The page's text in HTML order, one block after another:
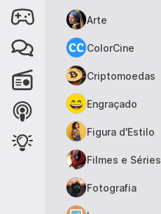
Arte
ColorCine
Criptomoedas
Engraçado
Figura d'Estilo
Filmes e Séries
Fotografia